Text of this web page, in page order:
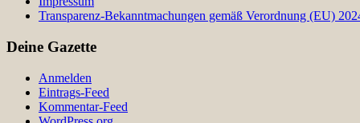
Transparenz-Bekanntmachungen gemäß Verordnung (EU)
Deine Gazette
Anmelden
Eintrags-Feed
Kommentar-Feed